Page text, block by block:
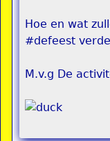
Hoe en wat
#defeest
M.v.g De